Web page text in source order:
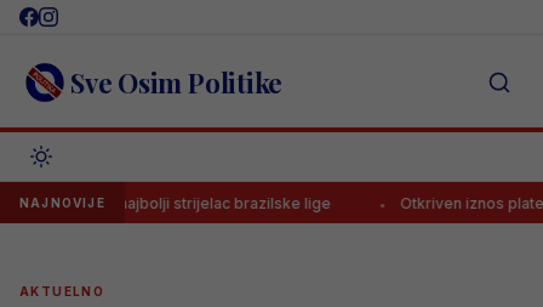
Skip
content Sve Osim Politike
NAJNOVIJE
je najbolji strijelac brazilske lige Otkriven iznos plate
AKTUELNO